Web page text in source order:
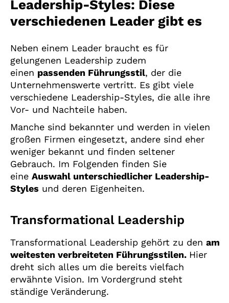
Leadership-Styles: Diese
verschiedenen Leader gibt es
Neben einem Leader braucht es für
gelungenen Leadership zudem
einen passenden Führungsstil, der die
Unternehmenswerte vertritt. Es gibt viele
verschiedene Leadership-Styles, die alle ihre
Vor- und Nachteile haben.
Manche sind bekannter und werden in vielen
großen Firmen eingesetzt, andere sind eher
weniger bekannt und finden seltener
Gebrauch. Im Folgenden finden Sie
eine Auswahl unterschiedlicher Leadership-
Styles und deren Eigenheiten.
Transformational Leadership
Transformational Leadership gehört zu den am
weitesten verbreiteten Führungsstilen. Hier
dreht sich alles um die bereits vielfach
erwähnte Vision. Im Vordergrund steht
ständige Veränderung.